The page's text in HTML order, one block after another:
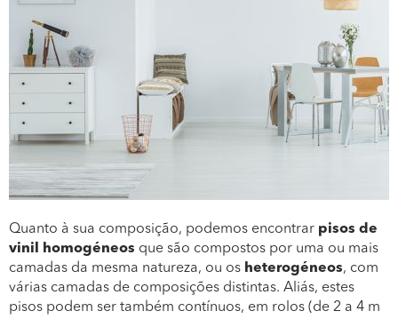
Quanto à sua composição, podemos encontrar pisos de
vinil homogéneos que são compostos por uma ou mais
camadas da mesma natureza, ou os heterogéneos, com
várias camadas de composições distintas. Aliás, estes
pisos podem ser também contínuos, em rolos (de 2 a 4 m